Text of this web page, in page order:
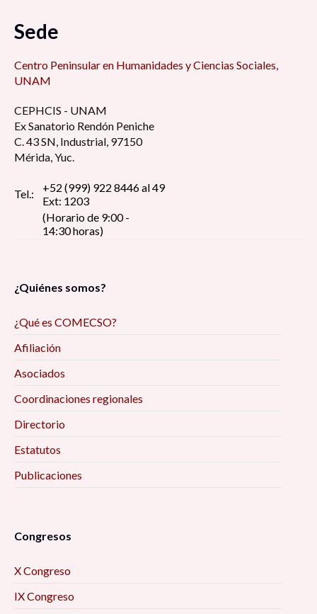
Sede
Centro Peninsular en Humanidades y Ciencias Sociales,
UNAM
CEPHCIS - UNAM
Ex Sanatorio Rendón Peniche
C. 43 SN, Industrial, 97150
Mérida, Yuc.
Tel.:
+52 (999) 922 8446 al 49
Ext: 1203
(Horario de 9:00 -
14:30 horas)
¿Quiénes somos?
¿Qué es COMECSO?
Afiliación
Asociados
Coordinaciones regionales
Directorio
Estatutos
Publicaciones
Congresos
X Congreso
IX Congreso